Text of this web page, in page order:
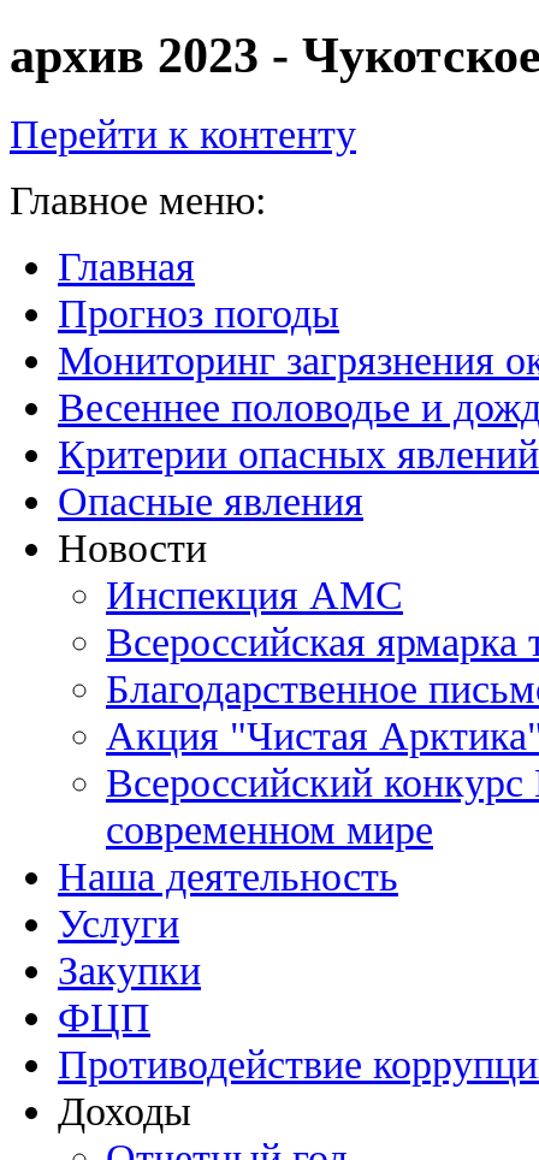
архив 2023 -
Перейти к контенту
Главное меню:
Главная
Прогноз погоды
Мониторинг загрязнения
Весеннее половодье и
Критерии опасных явлений
Опасные явления
Новости
Инспекция АМС
Всероссийская ярмарка
Благодарственное
Акция "Чистая
Всероссийский
современном мире
Наша деятельность
Услуги
Закупки
ФЦП
Противодействие
Доходы